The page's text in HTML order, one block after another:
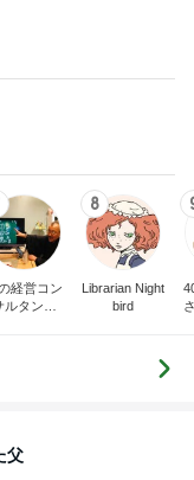
経営コン
ルタント
8
Librarian Night
bird
父